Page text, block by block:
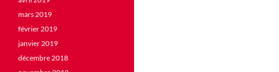
mars 2019
février 2019
janvier 2019
décembre 2018